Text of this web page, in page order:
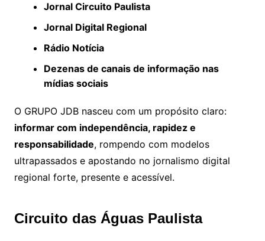
Jornal Circuito Paulista
Jornal Digital Regional
Rádio Notícia
Dezenas de canais de informação nas
mídias sociais
O GRUPO JDB nasceu com um propósito claro:
informar com independência, rapidez e
responsabilidade, rompendo com modelos
ultrapassados e apostando no jornalismo digital
regional forte, presente e acessível.
Circuito das Águas Paulista